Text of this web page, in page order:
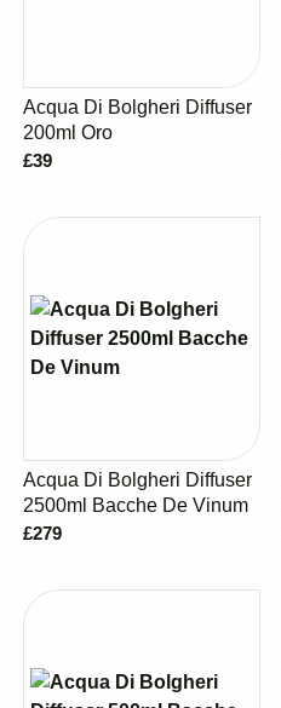
Acqua Di Bolgheri Diffuser
200ml Oro
£39
Acqua Di Bolgheri Diffuser
2500ml Bacche De Vinum
£279